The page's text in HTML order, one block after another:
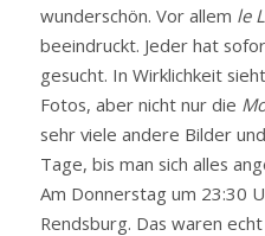
wunderschön. Vor allem le
beeindruckt. Jeder hat
gesucht. In Wirklichkeit
Fotos, aber nicht nur die
sehr viele andere Bilder
Tage, bis man sich alles
Am Donnerstag um 23:30
Rendsburg. Das waren